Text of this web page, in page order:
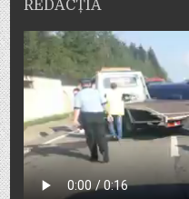
REDACȚIA